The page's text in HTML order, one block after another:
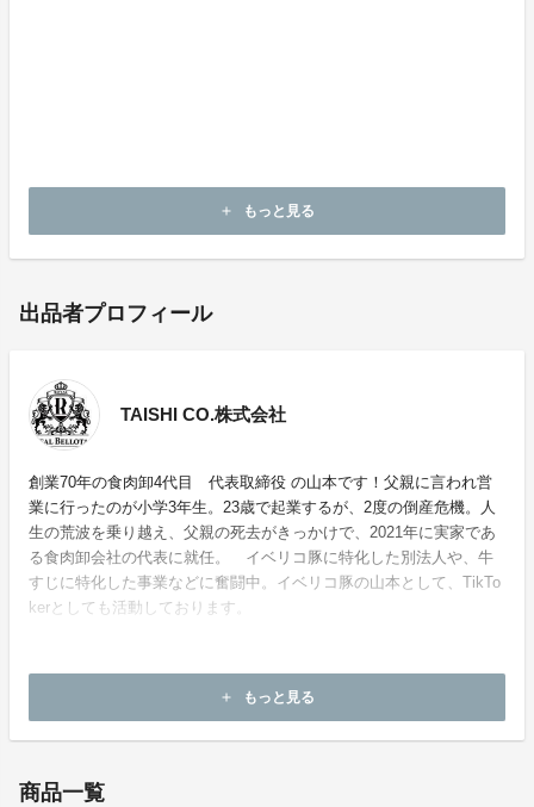
イベリコ豚専門店 イベリコ屋
add もっと見る
出品者プロフィール
TAISHI CO.株式会社
創業70年の食肉卸4代目 代表取締役 の山本です！父親に言われ営
業に行ったのが小学3年生。23歳で起業するが、2度の倒産危機。人
生の荒波を乗り越え、父親の死去がきっかけで、2021年に実家であ
る食肉卸会社の代表に就任。 イベリコ豚に特化した別法人や、牛
すじに特化した事業などに奮闘中。イベリコ豚の山本として、TikTo
kerとしても活動しております。
add もっと見る
商品一覧